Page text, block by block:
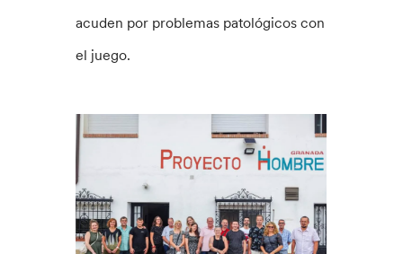
acuden por problemas patológicos con
el juego.